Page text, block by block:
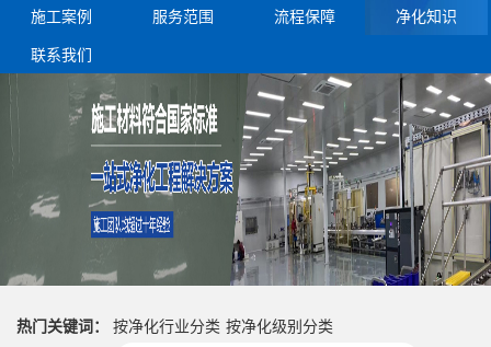
施工案例
服务范围 流程保障
净化知识
联系我们
热门关键词： 按净化行业分类 按净化级别分类